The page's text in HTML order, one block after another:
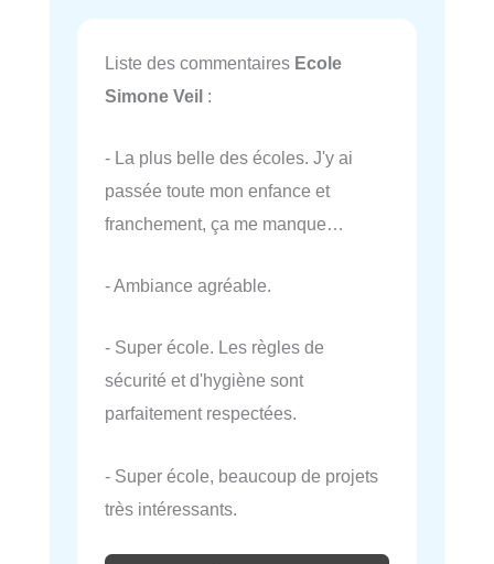
Liste des commentaires Ecole
Simone Veil :
- La plus belle des écoles. J'y ai
passée toute mon enfance et
franchement, ça me manque…
- Ambiance agréable.
- Super école. Les règles de
sécurité et d'hygiène sont
parfaitement respectées.
- Super école, beaucoup de projets
très intéressants.